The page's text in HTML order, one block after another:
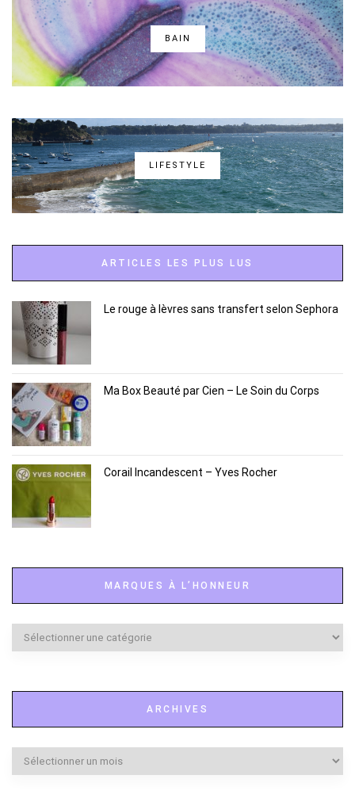
BAIN
LIFESTYLE
ARTICLES LES PLUS LUS
Le rouge à lèvres sans transfert selon Sephora
Ma Box Beauté par Cien – Le Soin du Corps
Corail Incandescent – Yves Rocher
MARQUES À L’HONNEUR
Marques
ARCHIVES
Archives